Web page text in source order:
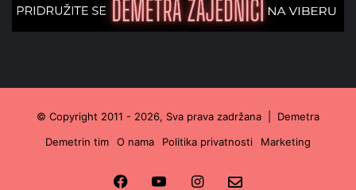
© Copyright 2011 - 2026, Sva prava zadržana | Demetra
Demetrin tim
O nama Politika privatnosti Marketing
FacebookYouTubeInstagram